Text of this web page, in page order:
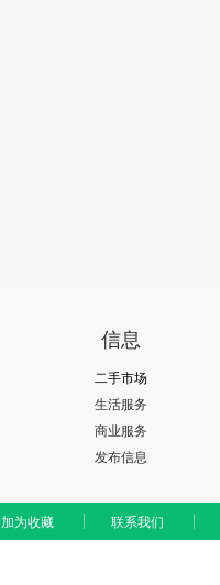
信息
二手市场
生活服务
商业服务
发布信息
加为收藏 联系我们